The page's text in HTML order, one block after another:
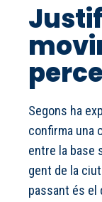
Segons ha
confirma una
entre la base
gent de la
passant és el